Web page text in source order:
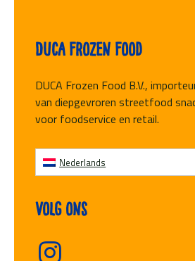
Duca Frozen Food
DUCA Frozen Food B.V.,
van diepgevroren streetfood
voor foodservice en retail.
Nederlands
Volg ons